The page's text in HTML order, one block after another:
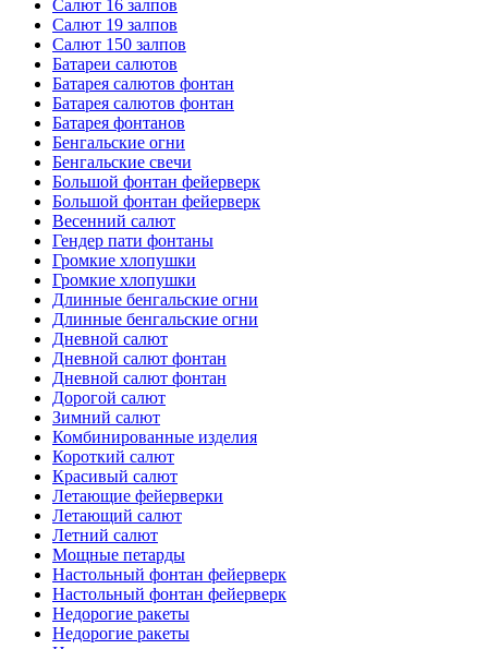
Салют 16 залпов
Салют 19 залпов
Салют 150 залпов
Батареи салютов
Батарея салютов фонтан
Батарея салютов фонтан
Батарея фонтанов
Бенгальские огни
Бенгальские свечи
Большой фонтан фейерверк
Большой фонтан фейерверк
Весенний салют
Гендер пати фонтаны
Громкие хлопушки
Громкие хлопушки
Длинные бенгальские огни
Длинные бенгальские огни
Дневной салют
Дневной салют фонтан
Дневной салют фонтан
Дорогой салют
Зимний салют
Комбинированные изделия
Короткий салют
Красивый салют
Летающие фейерверки
Летающий салют
Летний салют
Мощные петарды
Настольный фонтан фейерверк
Настольный фонтан фейерверк
Недорогие ракеты
Недорогие ракеты